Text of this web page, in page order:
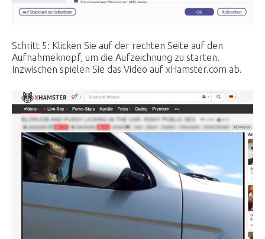
Schritt 5: Klicken Sie auf der rechten Seite auf den
Aufnahmeknopf, um die Aufzeichnung zu starten.
Inzwischen spielen Sie das Video auf xHamster.com ab.